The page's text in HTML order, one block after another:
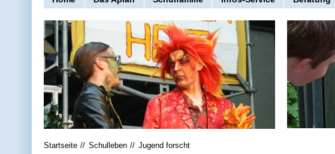
Startseite Schulleben Jugend forscht